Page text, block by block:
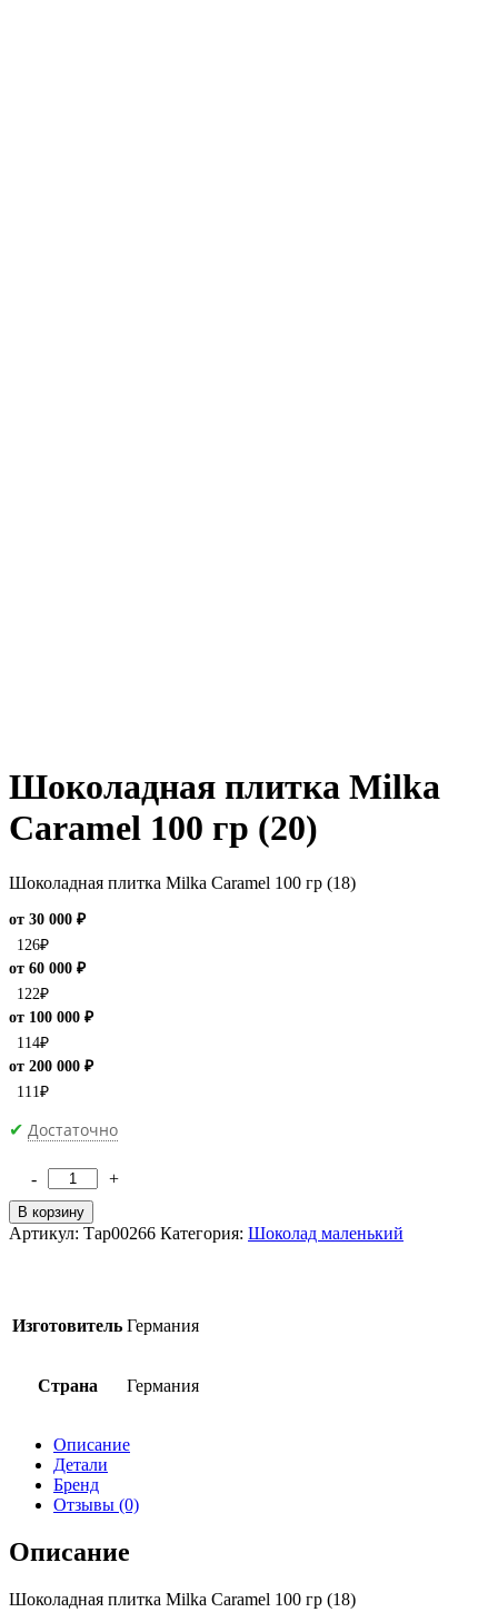
Шоколадная плитка Milka
Caramel 100 гр (20)
Шоколадная плитка Milka Caramel 100 гр (18)
от 30 000 ₽
126₽
от 60 000 ₽
122₽
от 100 000 ₽
114₽
от 200 000 ₽
111 ₽
✔ Достаточно
Количество
товара
Шоколадная
плитка
гр
- +
В корзину
Артикул: Тар00266 Категория: Шоколад маленький
Изготовитель Германия
Страна Германия
Описание
Детали
Бренд
Отзывы (0)
Описание
Шоколадная плитка Milka Caramel 100 гр (18)